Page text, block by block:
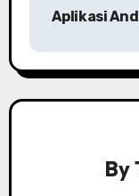
a
v
Aplikasi
By